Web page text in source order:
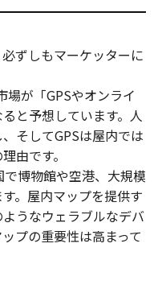
ずしもマーケッターに
が「GPSやオンライ
と予想しています。人
そしてGPSは屋内では
由です。
博物館や空港、大規模
。屋内マップを提供す
うなウェラブルなデバ
プの重要性は高まって